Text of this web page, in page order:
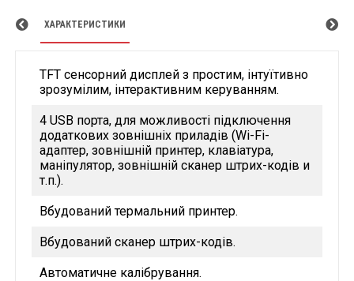
ХАРАКТЕРИСТИКИ
TFT сенсорний дисплей з простим, інтуїтивно
зрозумілим, інтерактивним керуванням.
4 USB порта, для можливості підключення
додаткових зовнішніх приладів (Wi-Fi-
адаптер, зовнішній принтер, клавіатура,
маніпулятор, зовнішній сканер штрих-кодів и
т.п.).
Вбудований термальний принтер.
Вбудований сканер штрих-кодів.
Автоматичне калібрування.